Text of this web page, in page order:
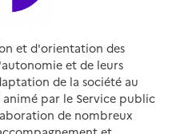
et d'orientation des
et de leurs
de la société au
par le Service public
de nombreux